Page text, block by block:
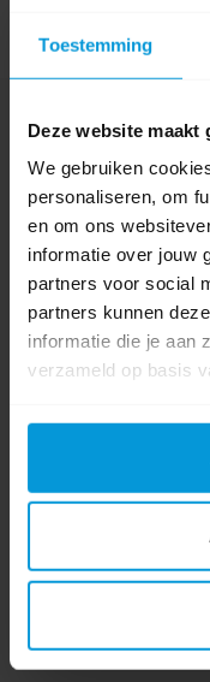
Toestemming
Deze website maakt
We gebruiken
personaliseren, om
en om ons
informatie over jouw
partners voor social
partners kunnen
informatie die je aan
verzameld op basis
Nog vragen?
Telefoon
024 372 72 92
E-mail
info@avodesch.nl
Avodesch B.V.
Bijsterhuizen 50-12
Instagram
Youtube
Linkedin